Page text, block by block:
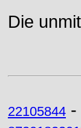
Die
22105844 -